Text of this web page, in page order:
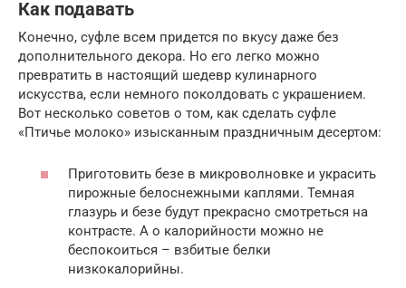
Как подавать
Конечно, суфле всем придется по вкусу даже без
дополнительного декора. Но его легко можно
превратить в настоящий шедевр кулинарного
искусства, если немного поколдовать с украшением.
Вот несколько советов о том, как сделать суфле
«Птичье молоко» изысканным праздничным десертом:
Приготовить безе в микроволновке и украсить
пирожные белоснежными каплями. Темная
глазурь и безе будут прекрасно смотреться на
контрасте. А о калорийности можно не
беспокоиться – взбитые белки
низкокалорийны.